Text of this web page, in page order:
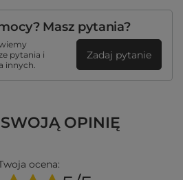
Masz pytania?
pytania i
innych.
Zadaj pytanie
OPINIĘ
ocena: